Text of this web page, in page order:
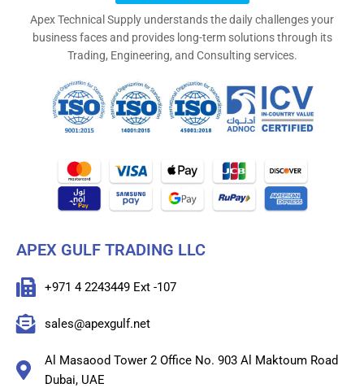
Apex Technical Supply understands the daily challenges your
business faces and provides long-term solutions through its
Trading, Engineering, and Consulting services.
APEX GULF TRADING LLC
+971 4 2243449 Ext -107
sales@apexgulf.net
Al Masaood Tower 2 Office No. 903 Al Maktoum Road
Dubai, UAE